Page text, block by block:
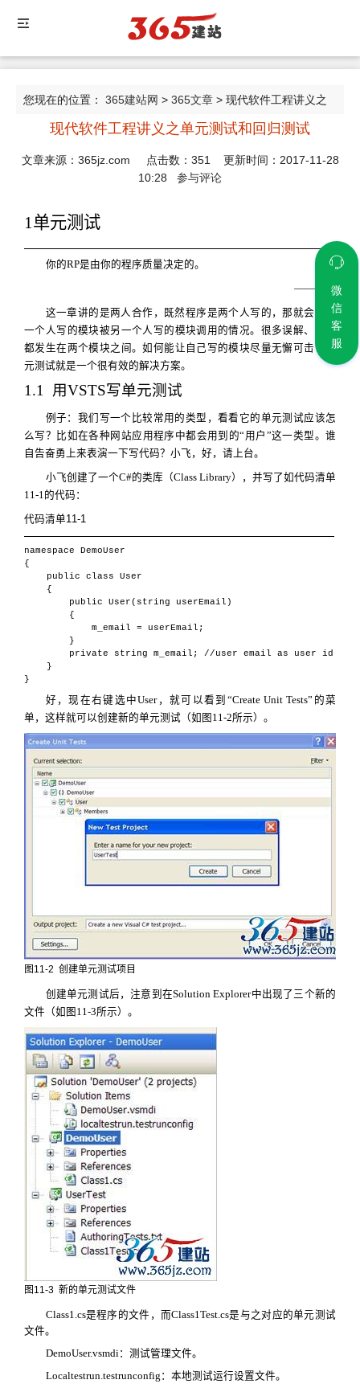
您现在的位置： 365建站网 > 365文章 > 现代软件工程讲义之
单元测试和回归测试
现代软件工程讲义之单元测试和回归测试
文章来源：365jz.com 点击数： 351
更新时间：2017-11-28
10:28 参与评论
1单元测试
你的RP是由你的程序质量决定的。
—— 阿超
这一章讲的是两人合作，既然程序是两个人写的，那就会出现
一个人写的模块被另一个人写的模块调用的情况。很多误解、疏忽
都发生在两个模块之间。如何能让自己写的模块尽量无懈可击？单
元测试就是一个很有效的解决方案。
1.1 用VSTS写单元测试
例子：我们写一个比较常用的类型，看看它的单元测试应该怎
么写？比如在各种网站应用程序中都会用到的“用户”这一类型。谁
自告奋勇上来表演一下写代码？小飞，好，请上台。
小飞创建了一个C#的类库（Class Library），并写了如代码清单
11-1的代码：
代码清单11-1
namespace DemoUser
{
public class User
{
public User(string userEmail)
{
m_email = userEmail;
}
private string m_email; //user email as user id
}
}
好，现在右键选中User，就可以看到“Create Unit Tests”的菜
单，这样就可以创建新的单元测试（如图 11-2所示）。
图 11-2 创建单元测试项目
创建单元测试后，注意到在Solution Explorer中出现了三个新的
文件（如图 11-3所示）。
图 11-3 新的单元测试文件
Class1.cs是程序的文件，而Class1Test.cs是与之对应的单元测试
文件。
DemoUser.vsmdi ：测试管理文件。
Localtestrun.testrunconfig ：本地测试运行设置文件。
微
信
客
服